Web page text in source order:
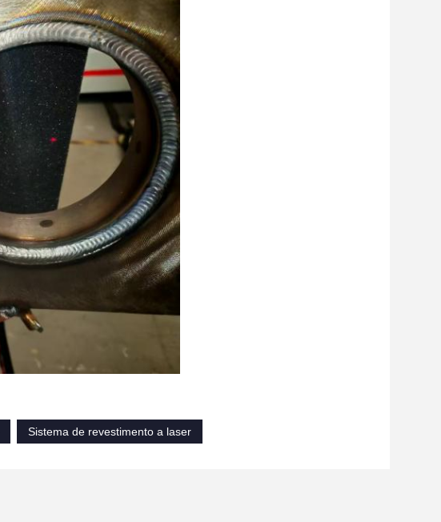
Sistema de revestimento a laser